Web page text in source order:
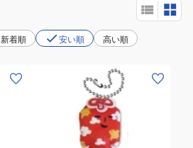
新着順 安い順 高い順